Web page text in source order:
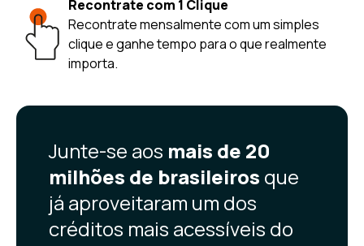
Recontrate com 1 Clique
Recontrate mensalmente com um simples
clique e ganhe tempo para o que realmente
importa.
Junte-se aos mais de 20
milhões de brasileiros que
já aproveitaram um dos
créditos mais acessíveis do